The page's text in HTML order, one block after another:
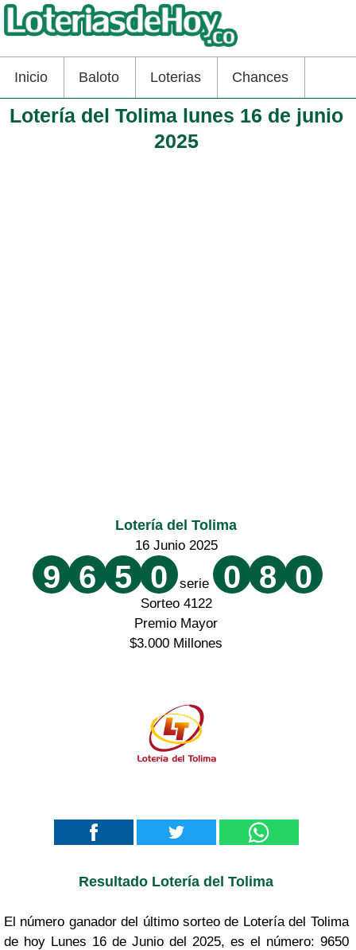
Inicio Baloto Loterias Chances
Lotería del Tolima lunes 16 de junio
2025
Lotería del Tolima
16 Junio 2025
9 6 5 0 serie 0 8 0
Sorteo 4122
Premio Mayor
$3.000 Millones
Resultado Lotería del Tolima
El número ganador del último sorteo de Lotería del Tolima
de hoy Lunes 16 de Junio del 2025, es el número: 9650